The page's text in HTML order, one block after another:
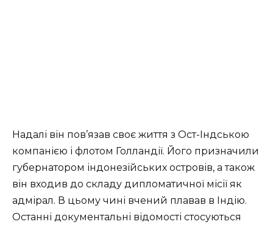
Надалі він пов’язав своє життя з Ост-Індською
компанією і флотом Голландії. Його призначили
губернатором індонезійських островів, а також
він входив до складу дипломатичної місії як
адмірал. В цьому чині вчений плавав в Індію.
Останні документальні відомості стосуються